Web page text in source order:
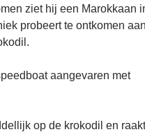
ziet hij een Marokkaan
probeert te ontkomen
aangevaren met
op de krokodil en raakt